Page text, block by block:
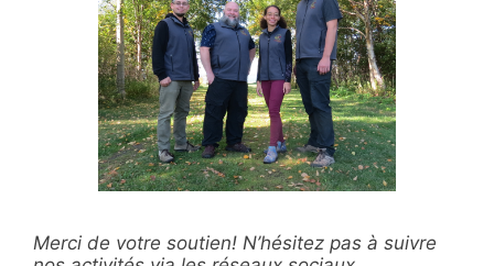
Merci de votre soutien! N’hésitez pas à suivre